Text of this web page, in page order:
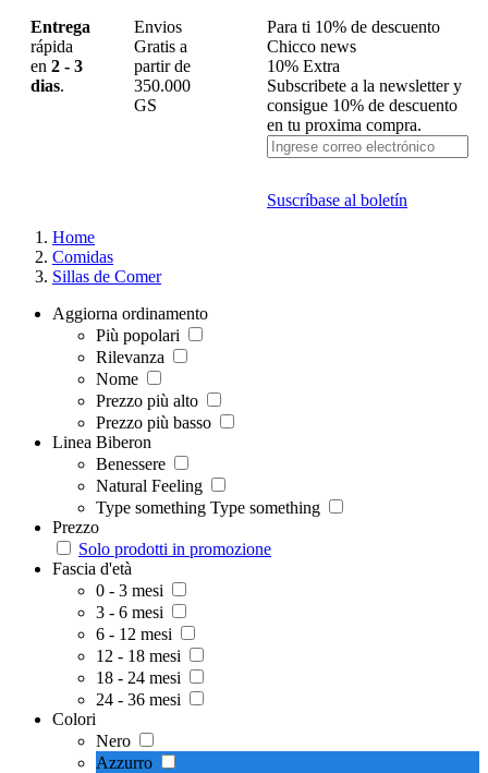
Entrega
rápida
en 2 - 3
dias.
Envios
Gratis a
partir de
350.000
GS
Para ti 10% de descuento
Chicco news
10% Extra
Subscribete a la newsletter y
consigue 10% de descuento
en tu proxima compra.
Suscríbase al boletín
Home
Comidas
Sillas de Comer
Aggiorna ordinamento
Più popolari
Rilevanza
Nome
Prezzo più alto
Prezzo più basso
Linea Biberon
Benessere
Natural Feeling
Type something Type something
Prezzo
Solo prodotti in promozione
Fascia d'età
0 - 3 mesi
3 - 6 mesi
6 - 12 mesi
12 - 18 mesi
18 - 24 mesi
24 - 36 mesi
Colori
Nero
Azzurro